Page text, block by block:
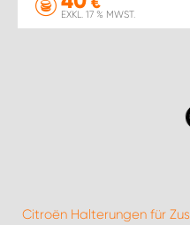
EXKL. 17 % MWST.
Citroën Halterungen für